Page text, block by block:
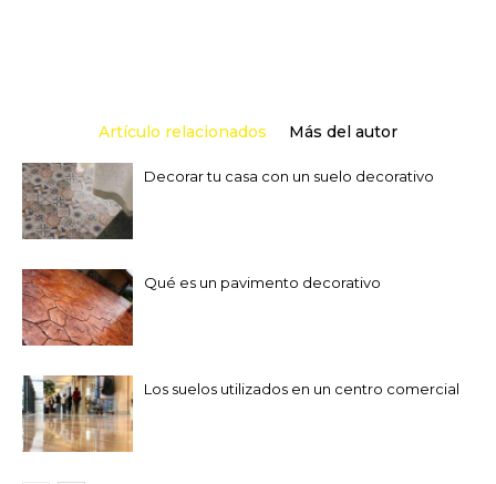
Artículo relacionados Más del autor
Decorar tu casa con un suelo decorativo
Qué es un pavimento decorativo
Los suelos utilizados en un centro comercial